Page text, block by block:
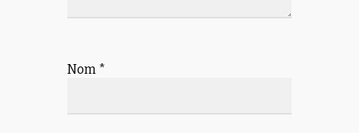
Nom *